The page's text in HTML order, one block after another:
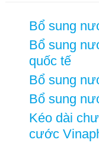
Bổ sung
Bổ sung
quốc tế
Bổ sung
Bổ sung
Kéo dài
cước